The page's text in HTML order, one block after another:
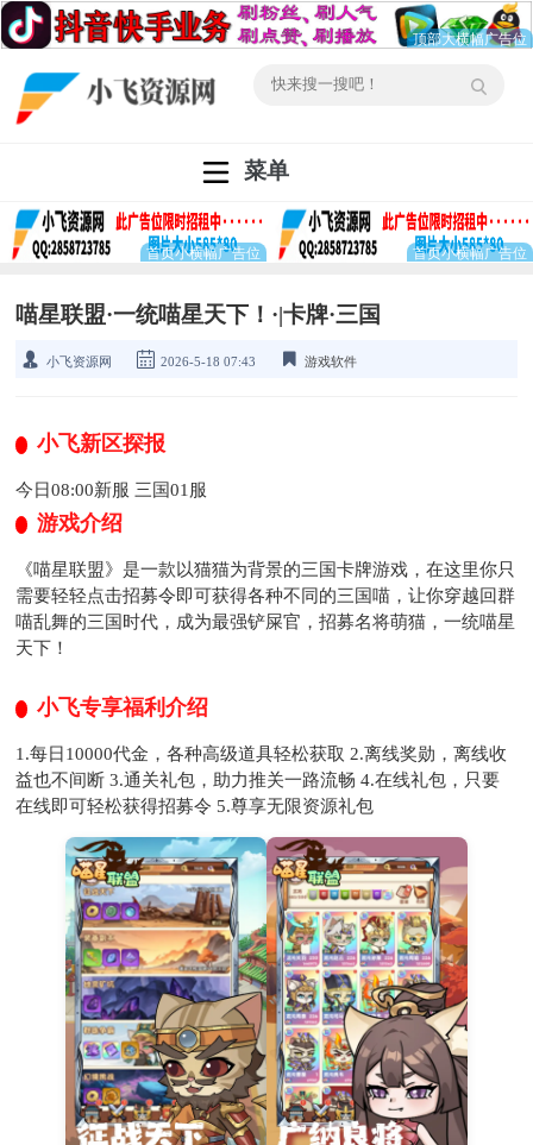
菜单
喵星联盟·一统喵星天下！·|卡牌·三国
小飞资源网 2026-5-18 07:43 游戏软件
小飞新区探报
今日08:00新服 三国01服
游戏介绍
《喵星联盟》是一款以猫猫为背景的三国卡牌游戏，在这里你只
需要轻轻点击招募令即可获得各种不同的三国喵，让你穿越回群
喵乱舞的三国时代，成为最强铲屎官，招募名将萌猫，一统喵星
天下！
小飞专享福利介绍
1.每日10000代金，各种高级道具轻松获取 2.离线奖勋，离线收
益也不间断 3.通关礼包，助力推关一路流畅 4.在线礼包，只要
在线即可轻松获得招募令 5.尊享无限资源礼包